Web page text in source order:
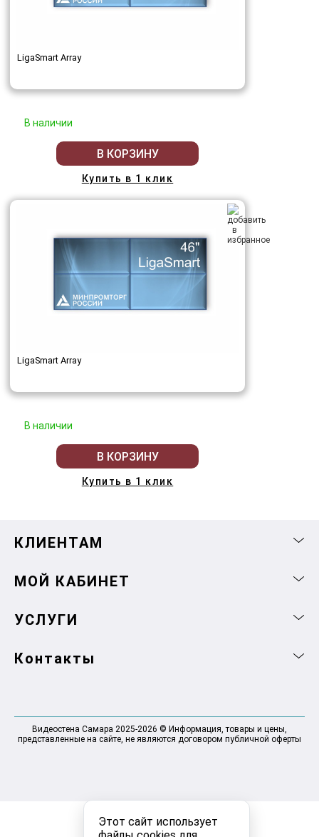
Этот сайт использует
LigaSmart Array
В наличии
В КОРЗИНУ
Купить в 1 клик
LigaSmart Array
В наличии
В КОРЗИНУ
Купить в 1 клик
КЛИЕНТАМ
МОЙ КАБИНЕТ
УСЛУГИ
Контакты
Видеостена Самара 2025-2026 © Информация, товары и цены,
представленные на сайте, не являются договором публичной оферты